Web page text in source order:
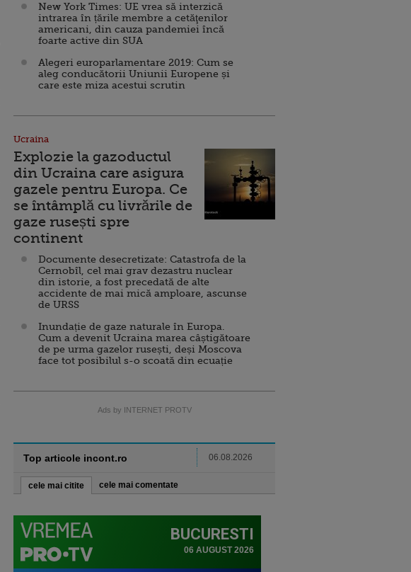
New York Times: UE vrea să interzică
intrarea în țările membre a cetăţenilor
americani, din cauza pandemiei încă
foarte active din SUA
Alegeri europarlamentare 2019: Cum se
aleg conducătorii Uniunii Europene și
care este miza acestui scrutin
Ucraina
Explozie la gazoductul
din Ucraina care asigura
gazele pentru Europa. Ce
se întâmplă cu livrările de
gaze rusești spre
continent
Documente desecretizate: Catastrofa de la
Cernobîl, cel mai grav dezastru nuclear
din istorie, a fost precedată de alte
accidente de mai mică amploare, ascunse
de URSS
Inundație de gaze naturale în Europa.
Cum a devenit Ucraina marea câștigătoare
de pe urma gazelor rusești, deși Moscova
face tot posibilul s-o scoată din ecuație
Ads by INTERNET PROTV
Top articole incont.ro 06.08.2026
cele mai citite cele mai comentate